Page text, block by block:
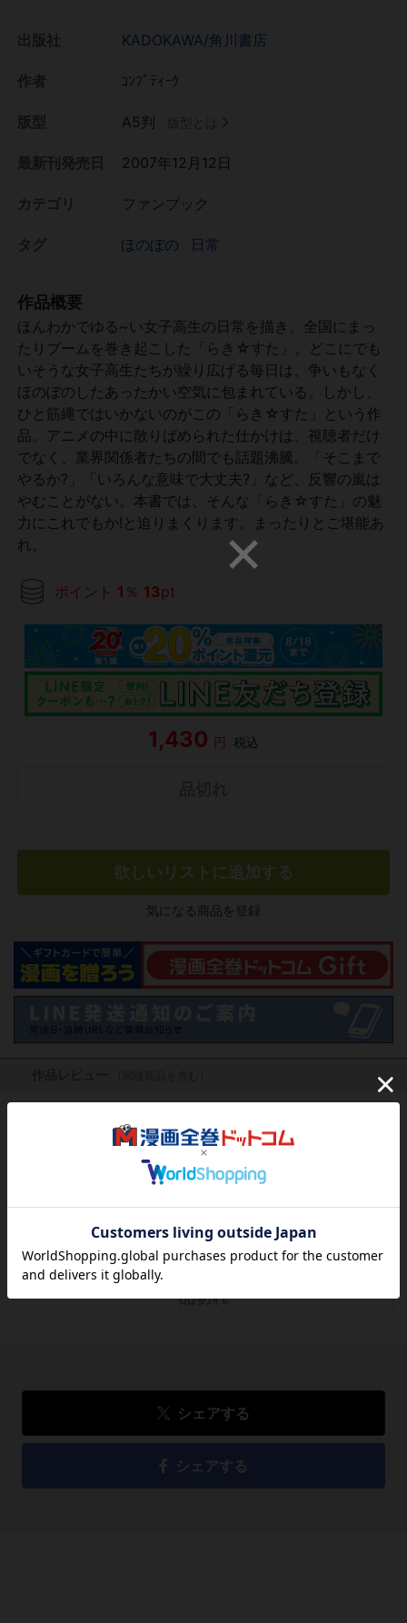
KADOKAWA/角川書店
ｺﾝﾌﾟﾃｨｰｸ
A5判
2007年12月12日
ファンブック
ほのぼの 日常
作品概要
ほんわかでゆる~い女子高生の日常を描き、全国にまっ
たりブームを巻き起こした「らき☆すた」。どこにでも
いそうな女子高生たちが繰り広げる毎日は、争いもなく
ほのぼのしたあったかい空気に包まれている。しかし、
ひと筋縄ではいかないのがこの「らき☆すた」という作
品。アニメの中に散りばめられた仕かけは、視聴者だけ
でなく、業界関係者たちの間でも話題沸騰。「そこまで
やるか?」「いろんな意味で大丈夫?」など、反響の嵐は
やむことがない。本書では、そんな「らき☆すた」の魅
力にこれでもか!と迫りまくります。まったりとご堪能あ
れ。
ポイント 1 ％ 13pt
1,430 円 税込
欲しいリストに追加する
気になる商品を登録
方のために感想を共有してもらえませんか？
レビューを書く
1,430 円 税込
品切れ
シェアする
シェアする